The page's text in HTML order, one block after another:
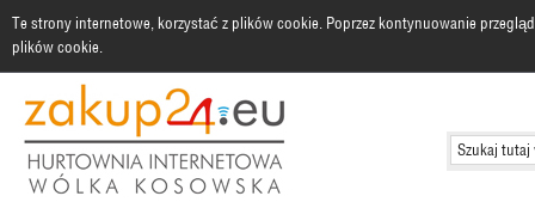
Te strony internetowe, korzystać z plików cookie. Poprzez kontynuowanie
plików cookie.